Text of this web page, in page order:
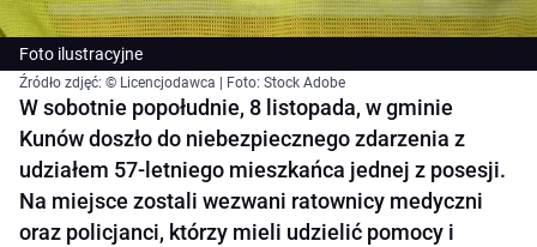
Foto ilustracyjne
Źródło zdjęć: © Licencjodawca | Foto: Stock Adobe
W sobotnie popołudnie, 8 listopada, w gminie
Kunów doszło do niebezpiecznego zdarzenia z
udziałem 57-letniego mieszkańca jednej z posesji.
Na miejsce zostali wezwani ratownicy medyczni
oraz policjanci, którzy mieli udzielić pomocy i